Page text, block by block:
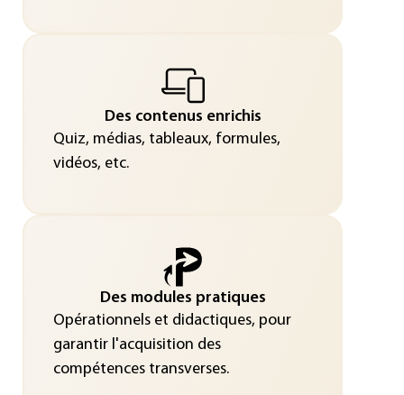
Des contenus enrichis
Quiz, médias, tableaux, formules,
vidéos, etc.
Des modules pratiques
Opérationnels et didactiques, pour
garantir l'acquisition des
compétences transverses.